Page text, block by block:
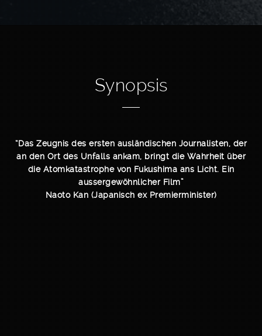
Synopsis
“Das Zeugnis des ersten ausländischen Journalisten, der
an den Ort des Unfalls ankam, bringt die Wahrheit über
die Atomkatastrophe von Fukushima ans Licht. Ein
aussergewöhnlicher Film”
Naoto Kan (Japanisch ex Premierminister)